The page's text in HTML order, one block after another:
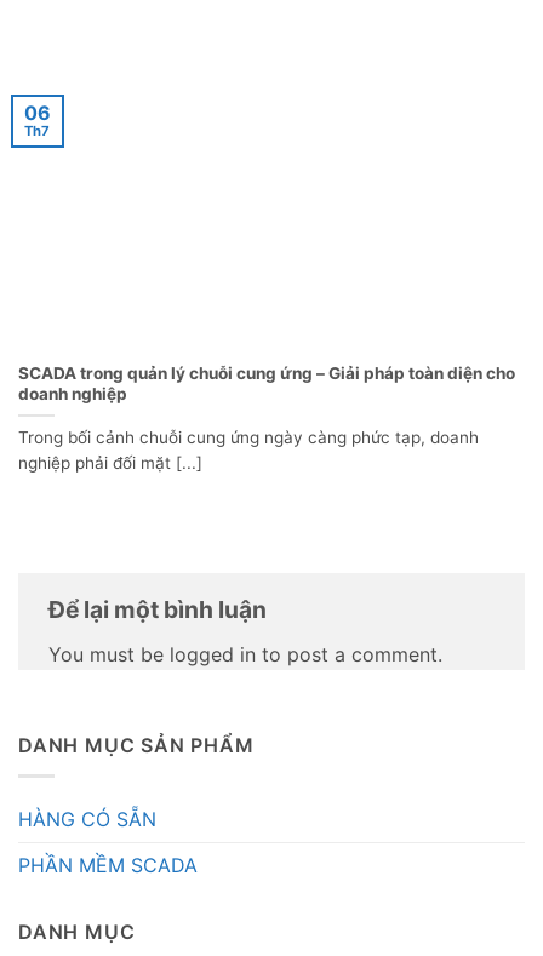
SCADA trong quản lý chuỗi cung ứng – Giải pháp toàn diện cho
doanh nghiệp
Trong bối cảnh chuỗi cung ứng ngày càng phức tạp, doanh
nghiệp phải đối mặt [...]
06
Th7
Để lại một bình luận
You must be logged in to post a comment.
DANH MỤC SẢN PHẨM
HÀNG CÓ SẴN
PHẦN MỀM SCADA
DANH MỤC